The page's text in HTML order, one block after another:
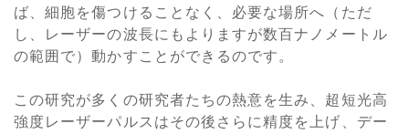
ば、細胞を傷つけることなく、必要な場所へ（ただ
し、レーザーの波長にもよりますが数百ナノメートル
の範囲で）動かすことができるのです。
この研究が多くの研究者たちの熱意を生み、超短光高
強度レーザーパルスはその後さらに精度を上げ、デー